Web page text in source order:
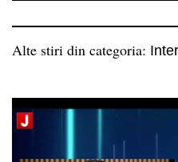
Alte stiri din categoria: